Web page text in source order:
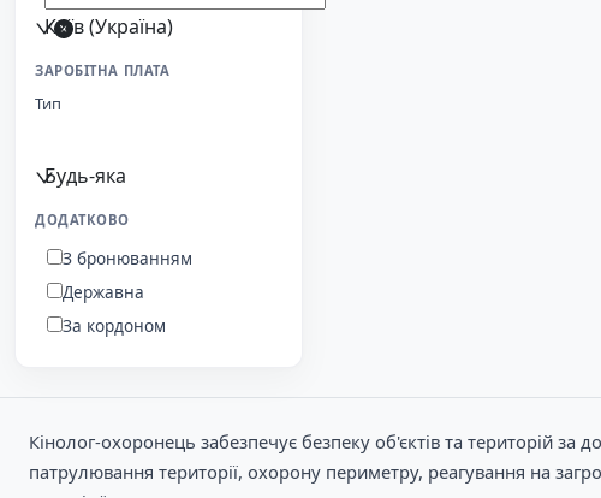
Київ (Україна)
ЗАРОБІТНА ПЛАТА
Тип
Будь-яка
ДОДАТКОВО
З бронюванням
Державна
За кордоном
Кінолог-охоронець забезпечує безпеку об'єктів та територій
патрулювання території, охорону периметру, реагування на